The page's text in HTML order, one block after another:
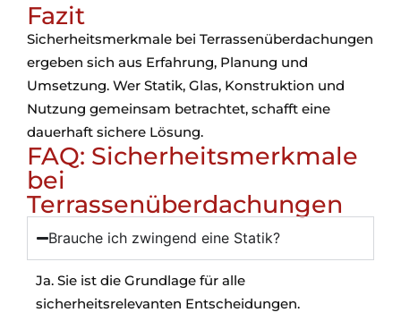
Fazit
Sicherheitsmerkmale bei Terrassenüberdachungen
ergeben sich aus Erfahrung, Planung und
Umsetzung. Wer Statik, Glas, Konstruktion und
Nutzung gemeinsam betrachtet, schafft eine
dauerhaft sichere Lösung.
FAQ: Sicherheitsmerkmale
bei
Terrassenüberdachungen
Brauche ich zwingend eine Statik?
Ja. Sie ist die Grundlage für alle
sicherheitsrelevanten Entscheidungen.